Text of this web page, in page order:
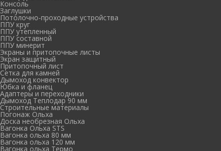
Консоль
Заглушки
Потолочно-проходные устройства
ППУ круг
ППУ утепленный
ППУ составной
ППУ минерит
Экраны и притопочные листы
Экран защитный
Притопочный лист
Сетка для камней
Дымоход конвектор
Юбка и фланец
Адаптеры и переходники
Дымоход Теплодар 90 мм
Cтроительные материалы
Погонаж Ольха
Доска необрезная Ольха
Вагонка Ольха STS
Вагонка ольха 80 мм
Вагонка ольха 120 мм
Вагонка ольха Термо